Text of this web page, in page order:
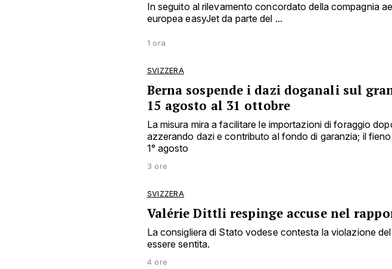
In seguito al rilevamento concordato della compagnia
europea easyJet da parte del ...
1 ora
SVIZZERA
Berna sospende i dazi doganali sul
15 agosto al 31 ottobre
La misura mira a facilitare le importazioni di foraggio
azzerando dazi e contributo al fondo di garanzia; il
1° agosto
3 ore
SVIZZERA
Valérie Dittli respinge accuse nel
La consigliera di Stato vodese contesta la violazione
essere sentita.
4 ore